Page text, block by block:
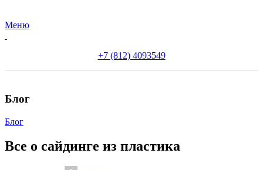
Меню
+7 (812) 4093549
Блог
Блог
Все о сайдинге из пластика